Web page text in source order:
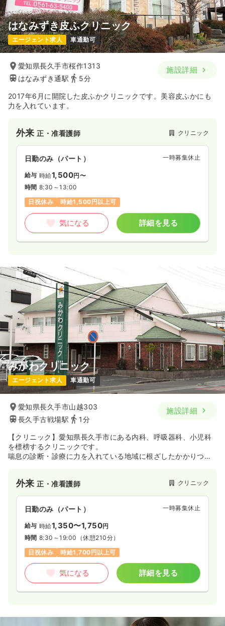
はなみずき皮ふクリニック
エージェント求人 車通勤可
愛知県長久手市桜作1313
はなみずき通駅
5分
施設詳細
2017年6月に開院した皮ふかクリニックです。美容皮ふかにも
力を入れています。
外来正・准看護師 クリニック
日勤のみ（パート） 一時募集休止
給与 時給1,500円〜
時間 8:30～13:00
日祝休み
時給1,500円以上可
気になる 詳細を見る
みかわクリニック
エージェント求人 車通勤可
愛知県長久手市山越303
長久手古戦場駅
1分
施設詳細
【クリニック】愛知県長久手市にある内科、呼吸器科、小児科
を標榜するクリニックです。
喘息の診断・診療に力を入れている地域に根ざしたかかりつけ
外来正・准看護師 クリニック
日勤のみ（パート） 一時募集休止
給与 時給1,350〜1,750円
時間 8:30～19:00 （休憩210分）
日祝休み
時給1,700円以上可
気になる 詳細を見る